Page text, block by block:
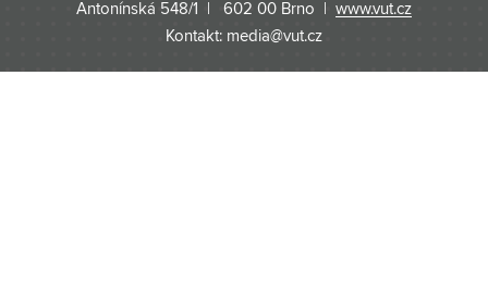
Antonínská 548/1 | 602 00 Brno | www.vut.cz
Kontakt: media@vut.cz